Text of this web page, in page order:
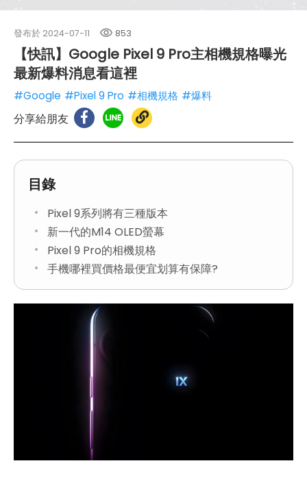
發布於 2024-07-11 853
【快訊】Google Pixel 9 Pro主相機規格曝光
最新爆料消息看這裡
#Google #Pixel 9 Pro #相機規格 #爆料
分享給朋友
目錄
Pixel 9系列將有三種版本
新一代的M14 OLED螢幕
Pixel 9 Pro的相機規格
手機哪裡買價格最便宜划算有保障?